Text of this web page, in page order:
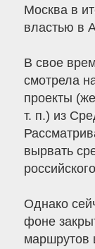
Москва в
властью в
В свое
смотрела
проекты
т. п.) из
вырвать
Однако
фоне
маршрутов